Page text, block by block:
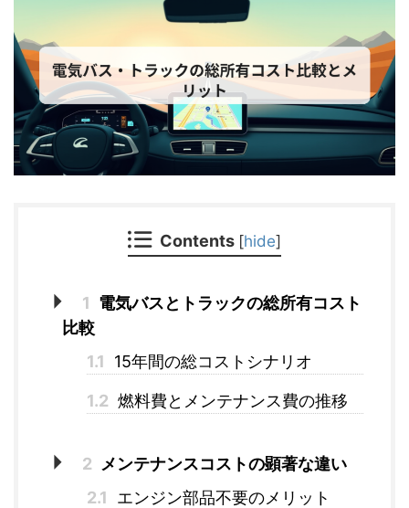
Contents [hide]
1 電気バスとトラックの総所有コスト
比較
1.1
15年間の総コストシナリオ
1.2 燃料費とメンテナンス費の推移
2
メンテナンスコストの顕著な違い
2.1
エンジン部品不要のメリット